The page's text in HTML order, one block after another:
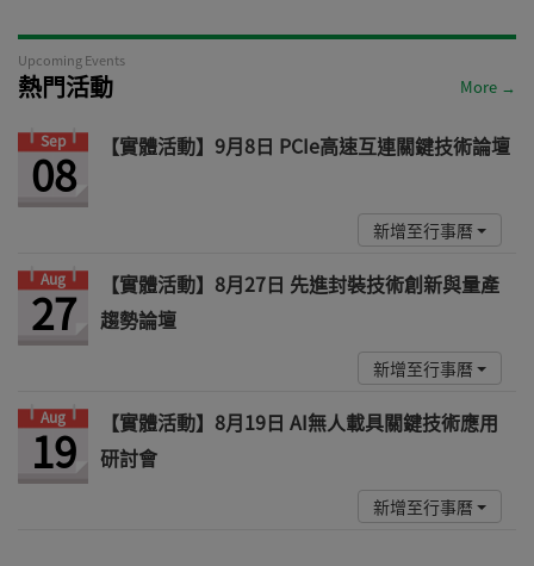
Upcoming Events
熱門活動 More →
Sep
08 【實體活動】9月8日 PCIe高速互連關鍵技術論壇
新增至行事曆
Aug
27
【實體活動】8月27日 先進封裝技術創新與量產
趨勢論壇
新增至行事曆
Aug
19
【實體活動】8月19日 AI無人載具關鍵技術應用
研討會
新增至行事曆